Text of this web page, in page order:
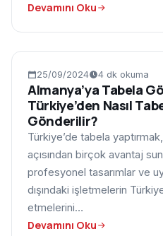
Devamını Oku
BLOG
25/09/2024 4 dk okuma
Almanya’ya Tabela
Türkiye’den Nasıl
Gönderilir?
Türkiye’de tabela
açısından birçok avantaj
profesyonel tasarımlar ve
dışındaki işletmelerin
etmelerini…
Devamını Oku